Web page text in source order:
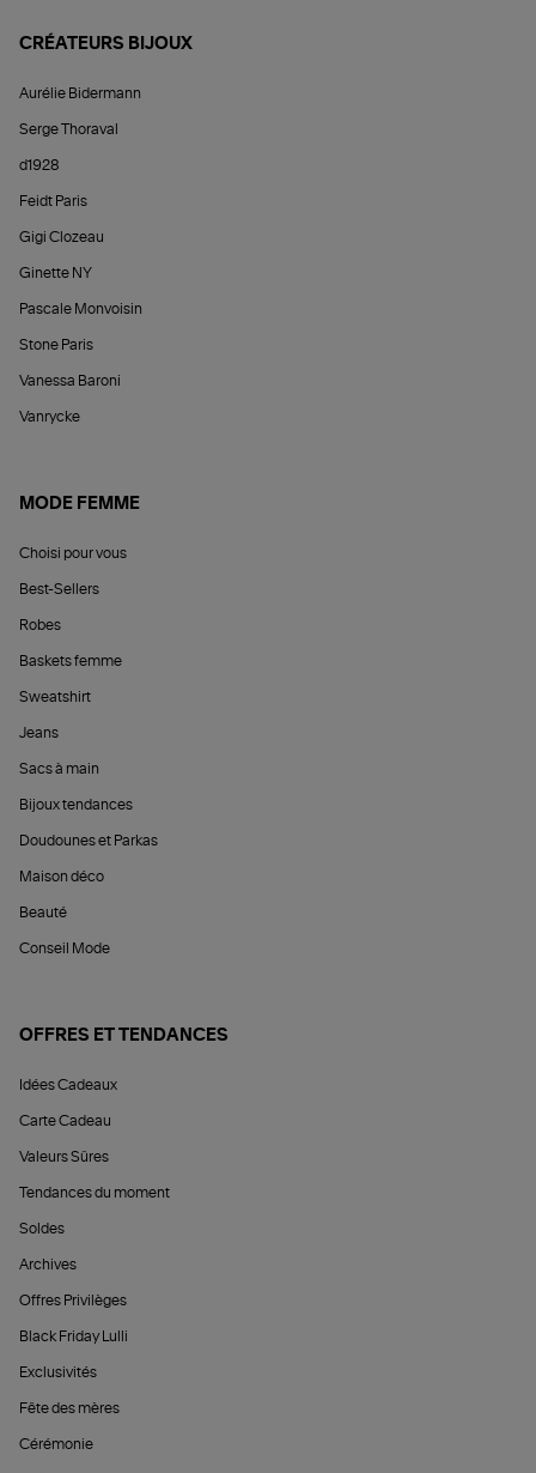
CRÉATEURS BIJOUX
Aurélie Bidermann
Serge Thoraval
d1928
Feidt Paris
Gigi Clozeau
Ginette NY
Pascale Monvoisin
Stone Paris
Vanessa Baroni
Vanrycke
MODE FEMME
Choisi pour vous
Best-Sellers
Robes
Baskets femme
Sweatshirt
Jeans
Sacs à main
Bijoux tendances
Doudounes et Parkas
Maison déco
Beauté
Conseil Mode
OFFRES ET TENDANCES
Idées Cadeaux
Carte Cadeau
Valeurs Sûres
Tendances du moment
Soldes
Archives
Offres Privilèges
Black Friday Lulli
Exclusivités
Fête des mères
Cérémonie